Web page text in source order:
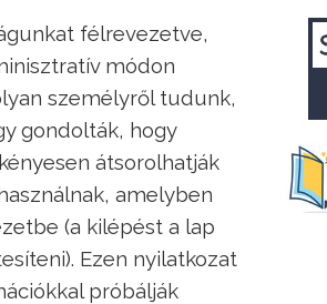
félrevezetve,
módon
személyről tudunk,
gondolták, hogy
átsorolhatják
amelyben
(a kilépést a lap
Ezen nyilatkozat
próbálják